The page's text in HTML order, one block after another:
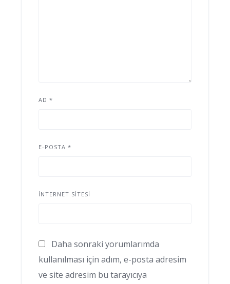
AD *
E-POSTA *
İNTERNET SITESI
Daha sonraki yorumlarımda
kullanılması için adım, e-posta adresim
ve site adresim bu tarayıcıya